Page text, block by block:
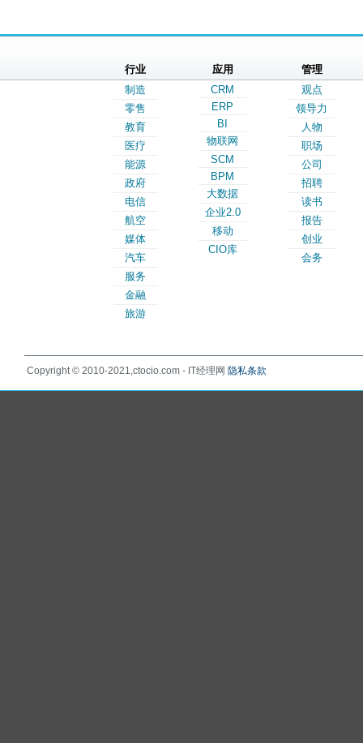
行业
制造
零售
教育
医疗
能源
政府
电信
航空
媒体
汽车
服务
金融
旅游
应用
CRM
ERP
BI
物联网
SCM
BPM
大数据
企业2.0
移动
CIO库
管理
观点
领导力
人物
职场
公司
招聘
读书
报告
创业
会务
Copyright © 2010-2021,ctocio.com - IT经理网 隐私条款